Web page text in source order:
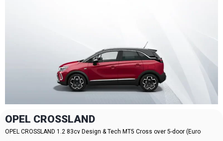
OPEL CROSSLAND
OPEL CROSSLAND 1.2 83cv Design & Tech MT5 Cross over 5-door (Euro